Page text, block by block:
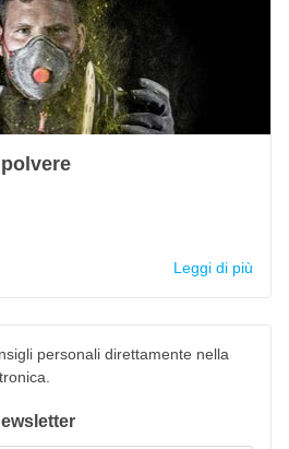
Leggi di più
personali direttamente nella